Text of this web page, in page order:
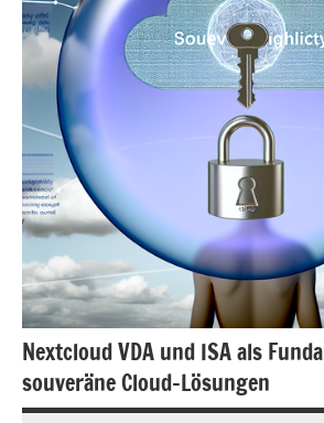
Nextcloud VDA und ISA als
souveräne Cloud-Lösungen